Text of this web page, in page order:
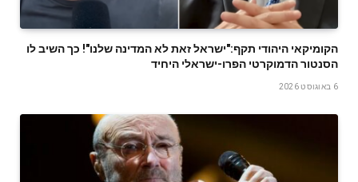
הקומיקאי היהודי תקף:"ישראל זאת לא המדינה שלנו"! כך השיב לו
הסנטור הדמוקרטי הפרו-ישראלי היחיד
6 באוגוסט 2026